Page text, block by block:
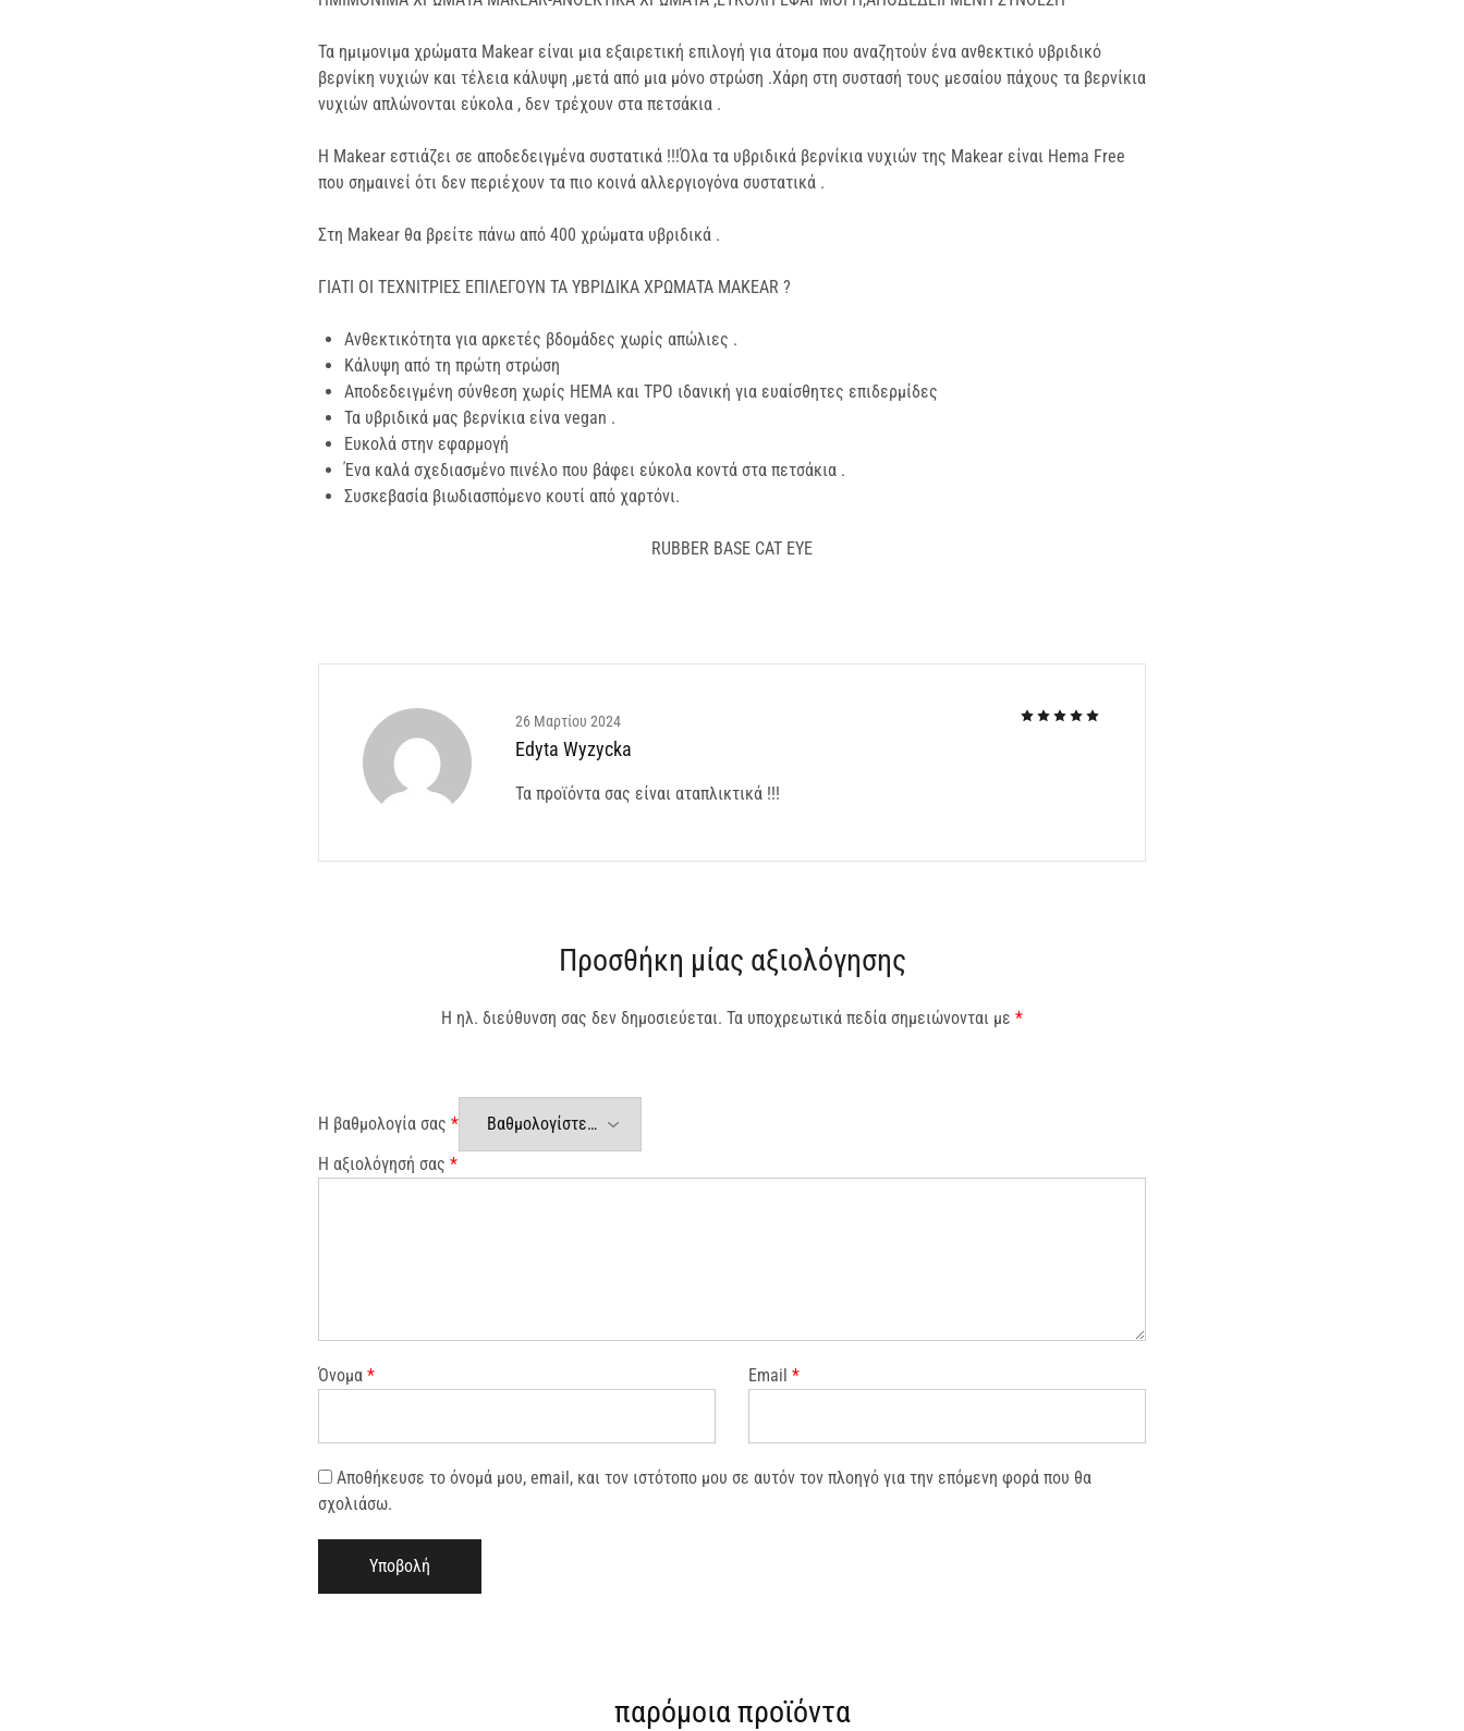
Τα ημιμονιμα χρώματα Makear είναι μια εξαιρετική επιλογή για άτομα που αναζητούν ένα ανθεκτικό υβριδικό
βερνίκη νυχιών και τέλεια κάλυψη ,μετά από μια μόνο στρώση .Χάρη στη συστασή τους μεσαίου πάχους τα βερνίκια
νυχιών απλώνονται εύκολα , δεν τρέχουν στα πετσάκια .
Η Makear εστιάζει σε αποδεδειγμένα συστατικά !!!Όλα τα υβριδικά βερνίκια νυχιών της Makear είναι Hema Free
που σημαινεί ότι δεν περιέχουν τα πιο κοινά αλλεργιογόνα συστατικά .
Στη Makear θα βρείτε πάνω από 400 χρώματα υβριδικά .
ΓΙΑΤΙ ΟΙ ΤΕΧΝΙΤΡΙΕΣ ΕΠΙΛΕΓΟΥΝ ΤΑ ΥΒΡΙΔΙΚΑ ΧΡΩΜΑΤΑ MAKEAR ?
Ανθεκτικότητα για αρκετές βδομάδες χωρίς απώλιες .
Κάλυψη από τη πρώτη στρώση
Αποδεδειγμένη σύνθεση χωρίς HEMA και TPO ιδανική για ευαίσθητες επιδερμίδες
Τα υβριδικά μας βερνίκια είνα vegan .
Ευκολά στην εφαρμογή
Ένα καλά σχεδιασμένο πινέλο που βάφει εύκολα κοντά στα πετσάκια .
Συσκεβασία βιωδιασπόμενο κουτί από χαρτόνι.
RUBBER BASE CAT EYE
26 Μαρτίου 2024
Edyta Wyzycka
Τα προϊόντα σας είναι αταπλικτικά !!!
Προσθήκη μίας αξιολόγησης
Η ηλ. διεύθυνση σας δεν δημοσιεύεται. Τα υποχρεωτικά πεδία σημειώνονται με *
Η βαθμολογία σας *
Η αξιολόγησή σας *
Όνομα * Email *
Αποθήκευσε το όνομά μου, email, και τον ιστότοπο μου σε αυτόν τον πλοηγό για την επόμενη φορά που θα
σχολιάσω.
παρόμοια προϊόντα